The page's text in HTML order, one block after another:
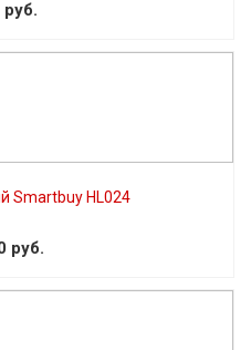
руб.
Smartbuy HL024
руб.